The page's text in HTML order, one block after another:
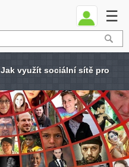
☰
Jak využít sociální sítě pro